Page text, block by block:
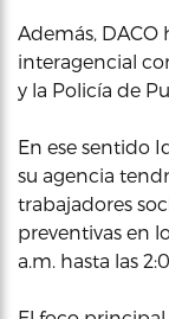
Además,
interagencial
y la Policía de
En ese sentido
su agencia
trabajadores
preventivas en
a.m. hasta las